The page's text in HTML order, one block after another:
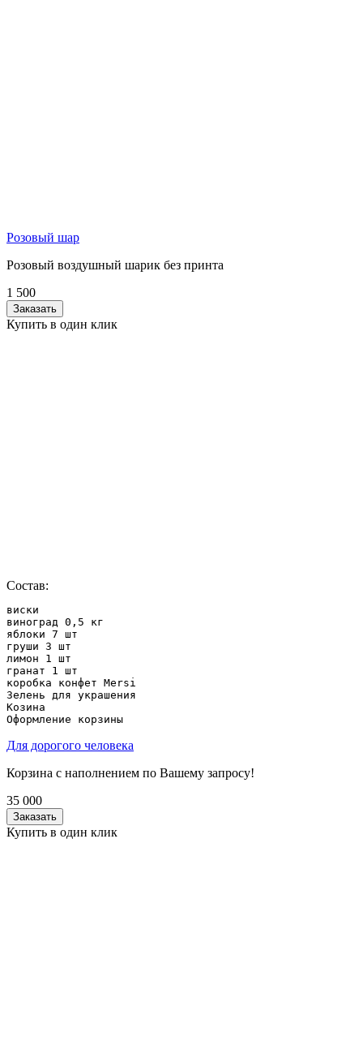
Розовый шар
Розовый воздушный шарик без принта
1 500
Заказать
Купить в один клик
Состав:
виски
виноград 0,5 кг
яблоки 7 шт
груши 3 шт
лимон 1 шт
гранат 1 шт
коробка конфет Mersi
Зелень для украшения
Козина
Оформление корзины
Для дорогого человека
Корзина с наполнением по Вашему запросу!
35 000
Заказать
Купить в один клик